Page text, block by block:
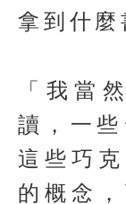
拿到什麼
「我當
讀，一
這些巧
的概念